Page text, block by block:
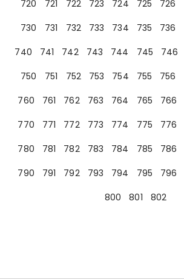
720
721 722 723 724 725 726
730
731 732 733 734 735 736
740
741 742 743 744 745 746
750
751 752 753 754 755 756
760
761 762 763 764 765 766
770
771 772 773 774 775 776
780
781 782 783 784 785 786
790
791 792 793 794 795 796
800
801 802